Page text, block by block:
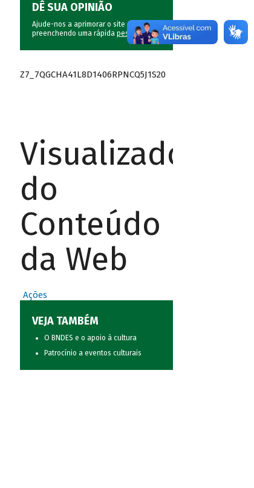
DÊ SUA OPINIÃO
Ajude-nos a aprimorar o site do BNDES
preenchendo uma rápida pesquisa.
Z7_7QGCHA41L8D1406RPNCQ5J1S20
Visualizador
do
Conteúdo
da Web
Ações
VEJA TAMBÉM
O BNDES e o apoio à cultura
Patrocínio a eventos culturais